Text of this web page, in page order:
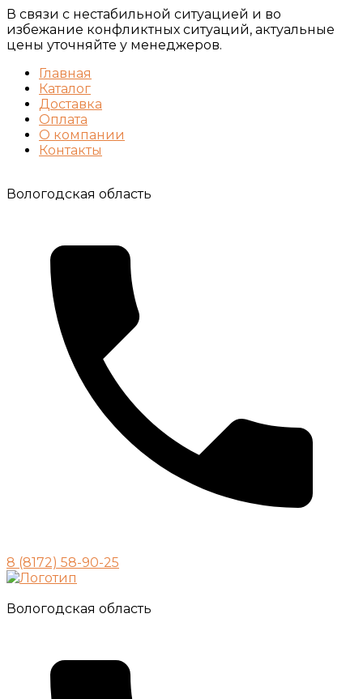
В связи с нестабильной ситуацией и во
избежание конфликтных ситуаций, актуальные
цены уточняйте у менеджеров.
Главная
Каталог
Доставка
Оплата
О компании
Контакты
Вологодская область
8 (8172) 58-90-25
Вологодская область